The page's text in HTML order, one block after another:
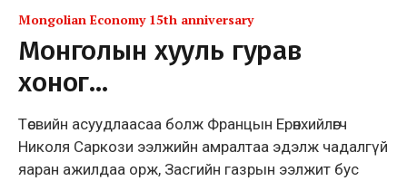
Mongolian Economy 15th anniversary
Монголын хууль гурав
хоног…
Төсвийн асуудлаасаа болж Францын Ерөнхийлөгч
Николя Саркози ээлжийн амралтаа эдэлж чадалгүй
яаран ажилдаа орж, Засгийн газрын ээлжит бус